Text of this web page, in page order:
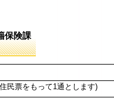
保険課
民票をもって1通とします)